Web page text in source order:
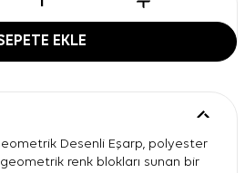
EKLE
Desenli Eşarp, polyester
renk blokları sunan bir